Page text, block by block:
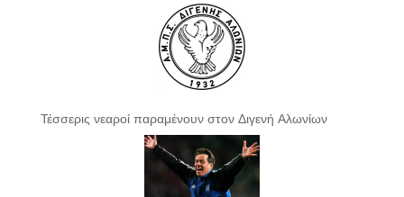
Τέσσερις νεαροί παραμένουν στον Διγενή Αλωνίων